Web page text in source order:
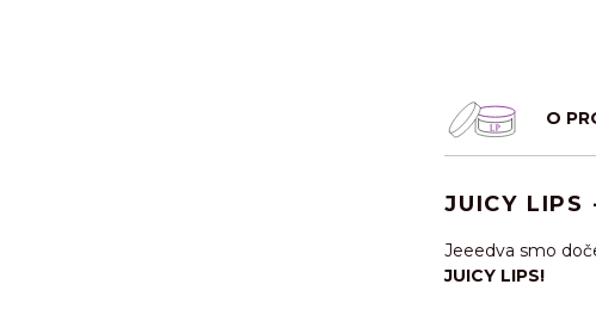
O
JUICY LIPS
Jeeedva smo
JUICY LIPS!